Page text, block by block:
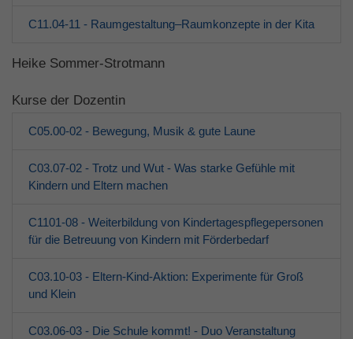
C11.04-11 - Raumgestaltung–Raumkonzepte in der Kita
Heike Sommer-Strotmann
Kurse der Dozentin
C05.00-02 - Bewegung, Musik & gute Laune
C03.07-02 - Trotz und Wut - Was starke Gefühle mit
Kindern und Eltern machen
C1101-08 - Weiterbildung von Kindertagespflegepersonen
für die Betreuung von Kindern mit Förderbedarf
C03.10-03 - Eltern-Kind-Aktion: Experimente für Groß
und Klein
C03.06-03 - Die Schule kommt! - Duo Veranstaltung